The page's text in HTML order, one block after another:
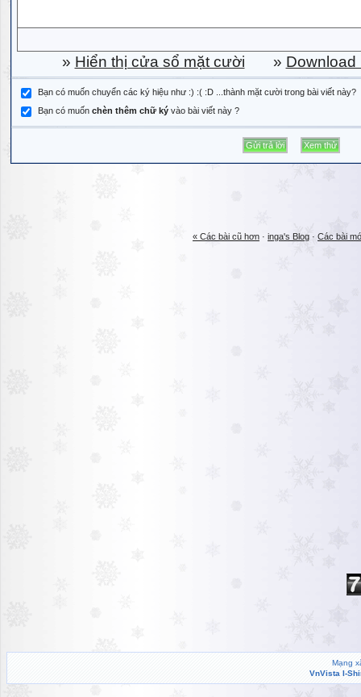
» Hiển thị cửa sổ mặt cười » Download
Bạn có muốn chuyển các ký hiệu như :) :( :D ...thành mặt cười trong bài viết này?
Bạn có muốn chèn thêm chữ ký vào bài viết này ?
« Các bài cũ hơn · inga's Blog · Các bài
Mạng
VnVista I-